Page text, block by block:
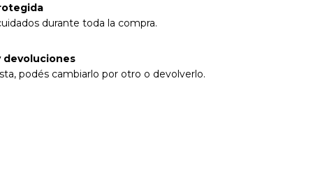
durante toda la compra.
devoluciones
podés cambiarlo por otro o devolverlo.